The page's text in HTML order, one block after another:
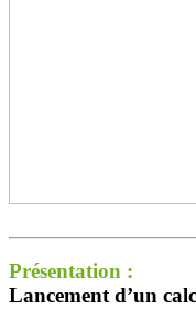
Présentation :
Lancement d’un